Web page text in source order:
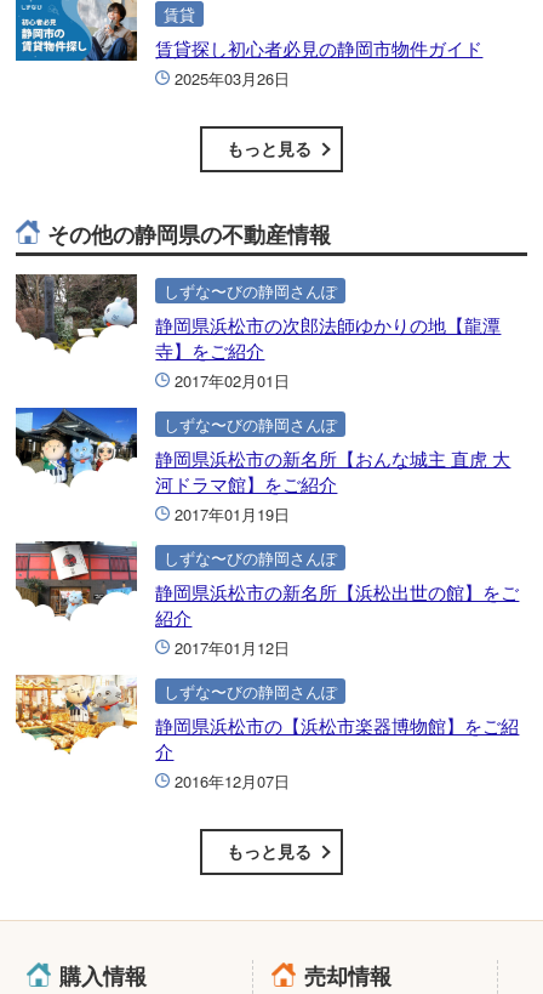
賃貸
賃貸探し初心者必見の静岡市物件ガイド
2025年03月26日
もっと見る
その他の静岡県の不動産情報
しずな〜びの静岡さんぽ
静岡県浜松市の次郎法師ゆかりの地【龍潭
寺】をご紹介
2017年02月01日
しずな〜びの静岡さんぽ
静岡県浜松市の新名所【おんな城主 直虎 大
河ドラマ館】をご紹介
2017年01月19日
しずな〜びの静岡さんぽ
静岡県浜松市の新名所【浜松出世の館】をご
紹介
2017年01月12日
しずな〜びの静岡さんぽ
静岡県浜松市の【浜松市楽器博物館】をご紹
介
2016年12月07日
もっと見る
購入情報 売却情報